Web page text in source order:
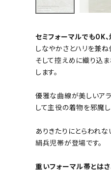
キモノ読ミモノ
セミフォーマルでもOK
しなやかさとハリを兼
そして控えめに織り込
します。
優雅な曲線が美しいア
して主役の着物を邪魔し
ありきたりにとらわれ
絹兵児帯が登場です。
重いフォーマル帯とはさ